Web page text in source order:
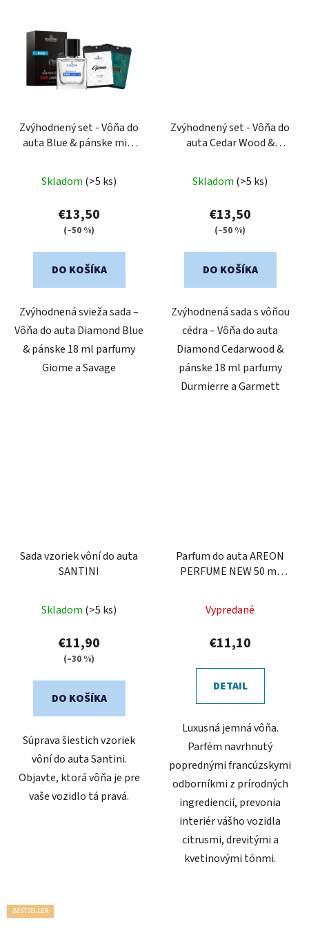
Zvýhodnený set - Vôňa do
auta Blue & pánske mini
Skladom (>5 ks)
€13,50
(–50 %)
DO KOŠÍKA
Zvýhodnená svieža sada –
Vôňa do auta Diamond Blue
& pánske 18 ml parfumy
Giome a Savage
Zvýhodnený set - Vôňa do
auta Cedar Wood &
Durmierre a Garmett
Skladom (>5 ks)
€13,50
(–50 %)
DO KOŠÍKA
Zvýhodnená sada s vôňou
cédra – Vôňa do auta
Diamond Cedarwood &
pánske 18 ml parfumy
Durmierre a Garmett
Sada vzoriek vôní do auta
SANTINI
Skladom (>5 ks)
€11,90
(–30 %)
DO KOŠÍKA
Súprava šiestich vzoriek
vôní do auta Santini.
Objavte, ktorá vôňa je pre
vaše vozidlo tá pravá.
Parfum do auta AREON
PERFUME NEW 50 ml
hodnotenie
produktu
je
5,0
z
hviezdičiek.
Vypredané
€11,10
DETAIL
Luxusná jemná vôňa.
Parfém navrhnutý
poprednými francúzskymi
odborníkmi z prírodných
ingrediencií, prevonia
interiér vášho vozidla
citrusmi, drevitými a
kvetinovými tónmi.
BESTSELLER